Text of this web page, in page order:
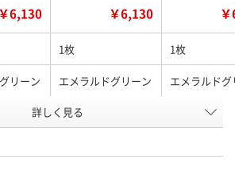
￥6,130 ￥6,130
1枚 1枚
リーン エメラルドグリーン エメラルド
4L
詳しく見る